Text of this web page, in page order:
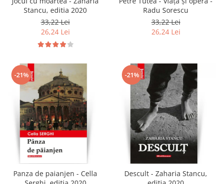
Stancu, editia 2020
33,22 Lei
26,24 Lei
Radu Sorescu
33,22 Lei
26,24 Lei
-21%
Panza de paianjen - Cella
-21%
Descult - Zaharia Stancu,